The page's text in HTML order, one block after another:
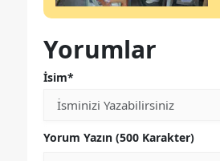
Yorumlar
İsim*
Yorum Yazın (500 Karakter)